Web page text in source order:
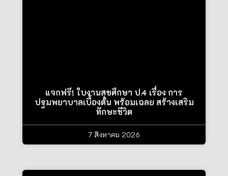
แจกฟรี! ใบงานสุขศึกษา ป.4 เรื่อง การ
ปฐมพยาบาลเบื้องต้น พร้อมเฉลย สร้างเสริม
ทักษะชีวิต
7 สิงหาคม 2026